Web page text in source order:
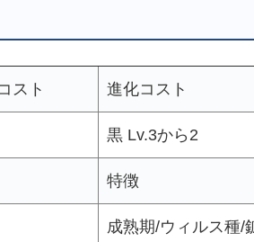
スト 進化コスト
黒 Lv.3から2
特徴
成熟期/ウィルス種/